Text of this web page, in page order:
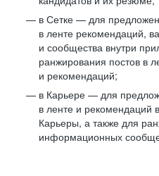
в Сетке — для
в ленте рекомендаций,
и сообщества внутри
ранжирования постов в
и рекомендаций;
в Карьере — для
в ленте и рекомендаций
Карьеры, а также для
информационных